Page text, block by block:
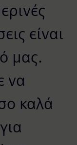
είναι
μας.
να
καλά